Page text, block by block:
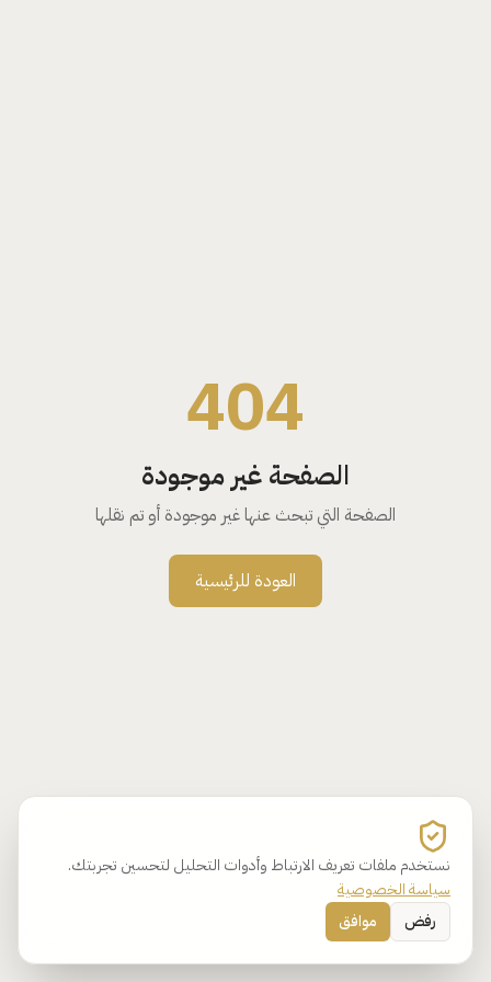
نستخدم ملفات تعريف الارتباط وأدوات التحليل لتحسين تجربتك.
سياسة الخصوصية
رفض
موافق
404
الصفحة غير موجودة
الصفحة التي تبحث عنها غير موجودة أو تم نقلها
العودة للرئيسية